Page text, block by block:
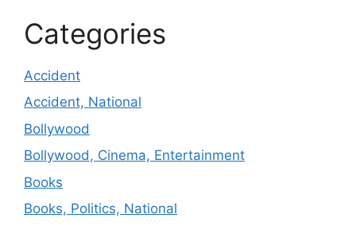
Categories
Accident
Accident, National
Bollywood
Bollywood, Cinema, Entertainment
Books
Books, Politics, National